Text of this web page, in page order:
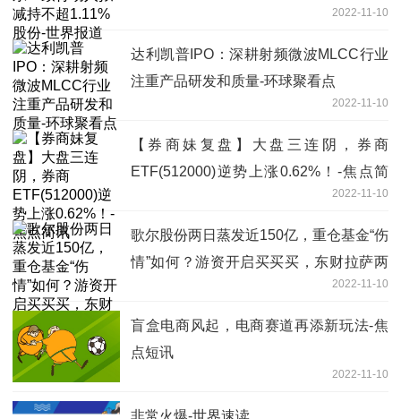
2022-11-10
达利凯普IPO：深耕射频微波MLCC行业
注重产品研发和质量-环球聚看点
2022-11-10
【券商妹复盘】大盘三连阴，券商
ETF(512000)逆势上涨0.62%！-焦点简
2022-11-10
歌尔股份两日蒸发近150亿，重仓基金“伤
情”如何？游资开启买买买，东财拉萨两
2022-11-10
盲盒电商风起，电商赛道再添新玩法-焦
点短讯
2022-11-10